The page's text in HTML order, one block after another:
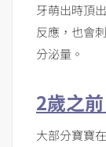
牙萌出時頂
反應，也會
分泌量。
2歲之
大部分寶寶